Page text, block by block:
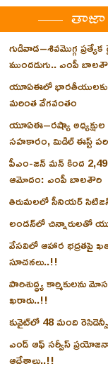
తాజా
గుడివాడ–శివమొగ్గ ప్రత్యేక
ముందడుగు.. ఎంపీ
యూఏఈలో భారతీయులకు
మరింత వేగవంతం
యూఏఈ–రష్యా
సహకారం, మిడిల్ ఈస్ట్
పీఎం-జన్ మన్ కింద
ఆమోదం: ఎంపీ బాలశౌరి
తిరుమలలో సీనియర్
లండన్‌లో చిన్నారులతో
వేసవిలో ఆహార భద్రతపై
సూచనలు..!!
పారిశుద్ధ్య కార్మికులను
ఖరారు..!!
కువైట్‌లో 48 మంది
ఎండ్ ఆఫ్ సర్వీస్
ఆదేశాలు..!!